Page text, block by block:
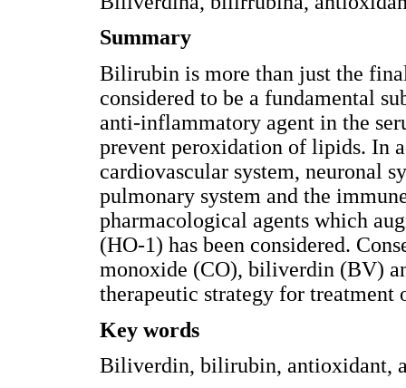
Summary
Bilirubin is more than just the
considered to be a fundamental
anti-inflammatory agent in the
prevent peroxidation of lipids. In
cardiovascular system, neuronal
pulmonary system and the
pharmacological agents which
(HO-1) has been considered.
monoxide (CO), biliverdin (BV)
therapeutic strategy for
Key words
Biliverdin, bilirubin, antioxidant,